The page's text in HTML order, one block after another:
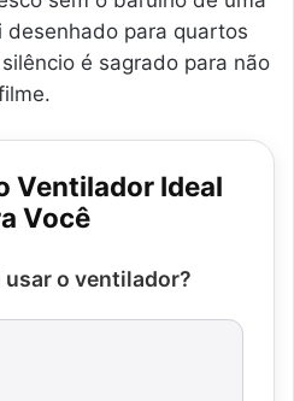
para quartos
é sagrado para não
Ventilador Ideal
Você
usar o ventilador?